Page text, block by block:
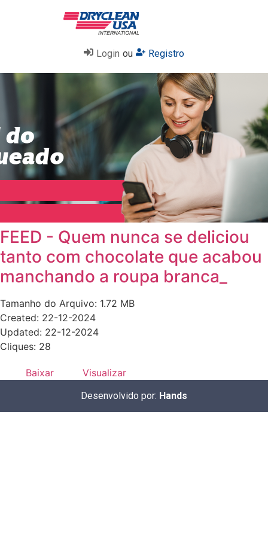
Login ou Registro
FEED - Quem nunca se deliciou
tanto com chocolate que acabou
manchando a roupa branca_
Tamanho do Arquivo: 1.72 MB
Created: 22-12-2024
Updated: 22-12-2024
Cliques: 28
Baixar Visualizar
Desenvolvido por: Hands